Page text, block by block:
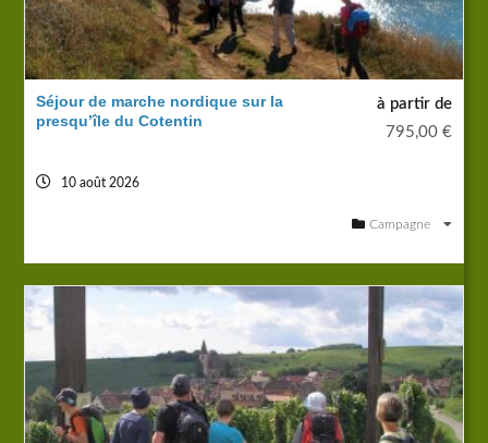
Séjour de marche nordique sur la
presqu’île du Cotentin
à partir de
795,00 €
10 août 2026
Campagne